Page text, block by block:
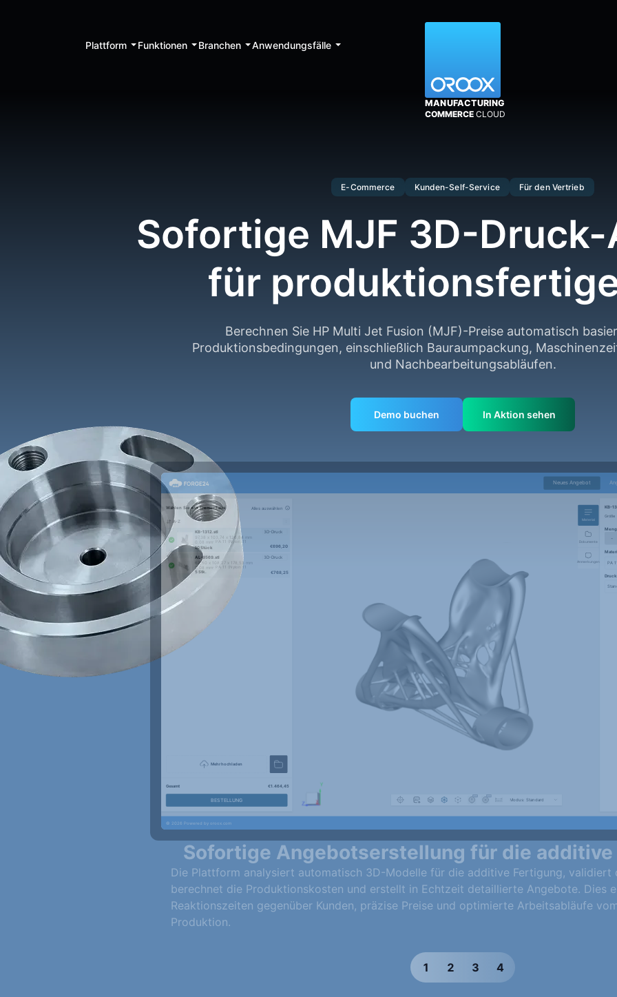
Plattform Funktionen Branchen Anwendungsfälle
MANUFACTURING
COMMERCE CLOUD
E-Commerce Kunden-Self-Service Für den Vertrieb
Sofortige MJF 3D-
für
Berechnen Sie HP Multi Jet Fusion (MJF)-Preise automatisch
Produktionsbedingungen, einschließlich Bauraumpackung,
und Nachbearbeitungsabläufen.
Demo buchen In Aktion sehen
Sofortige Angebotserstellung für die
Die Plattform analysiert automatisch 3D-Modelle für die additive Fertigung, validiert
berechnet die Produktionskosten und erstellt in Echtzeit detaillierte Angebote. Dies
Reaktionszeiten gegenüber Kunden, präzise Preise und optimierte Arbeitsabläufe
Produktion.
1 2 3 4